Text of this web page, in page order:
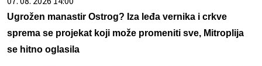
Ugrožen manastir Ostrog? Iza leđa vernika i crkve
sprema se projekat koji može promeniti sve, Mitroplija
se hitno oglasila